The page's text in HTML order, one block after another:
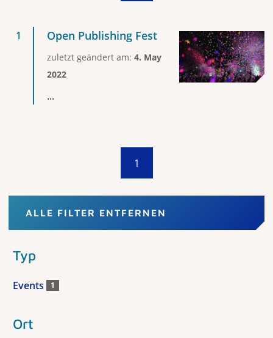
Open Publishing Fest
zuletzt geändert am: 4. May
2022
...
1
ALLE FILTER ENTFERNEN
Typ
Events 1
Ort